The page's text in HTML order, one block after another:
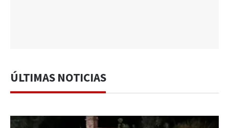
ÚLTIMAS NOTICIAS